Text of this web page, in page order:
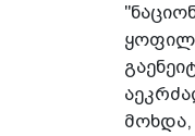
ყოფილ
მოხდა,